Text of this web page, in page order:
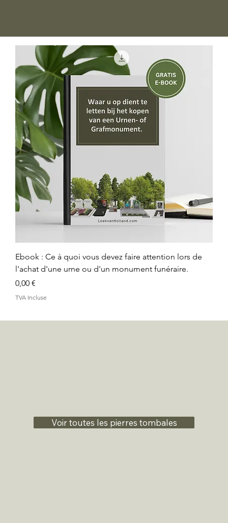
Ebook : Ce à quoi vous devez faire attention lors de
l'achat d'une urne ou d'un monument funéraire.
Prix
0,00 €
TVA Incluse
Voir toutes les pierres tombales